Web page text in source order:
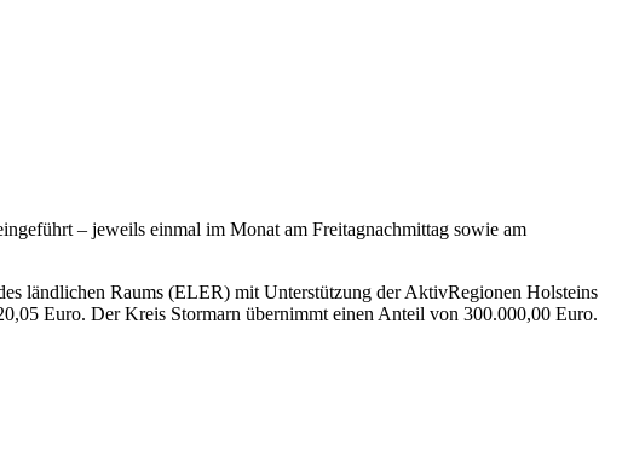
– jeweils einmal im Monat am Freitagnachmittag sowie am
ländlichen Raums (ELER) mit Unterstützung der AktivRegionen Holsteins
Euro. Der Kreis Stormarn übernimmt einen Anteil von 300.000,00 Euro.